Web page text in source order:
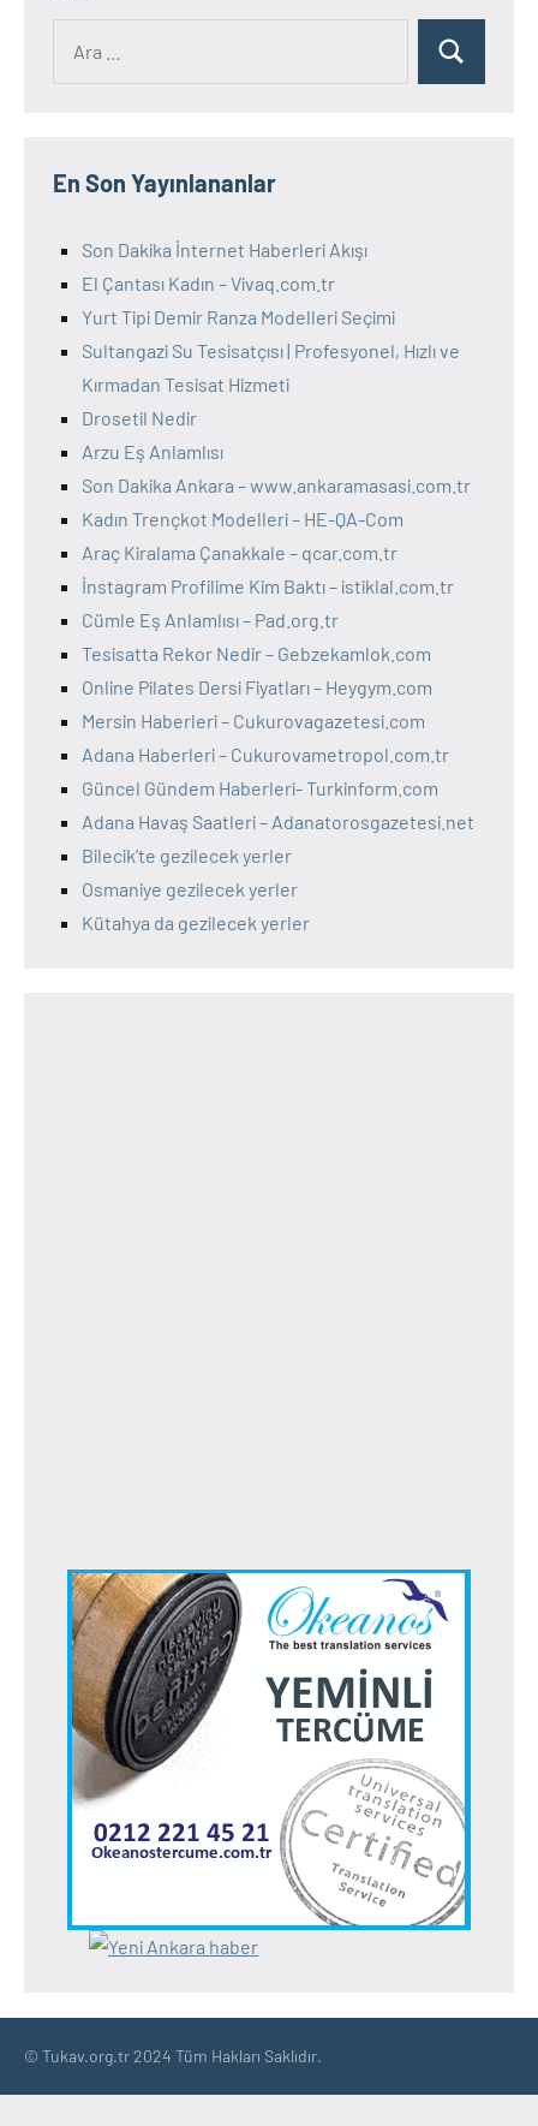
Ara
En Son Yayınlananlar
Son Dakika İnternet Haberleri Akışı
El Çantası Kadın – Vivaq.com.tr
Yurt Tipi Demir Ranza Modelleri Seçimi
Sultangazi Su Tesisatçısı | Profesyonel, Hızlı ve
Kırmadan Tesisat Hizmeti
Drosetil Nedir
Arzu Eş Anlamlısı
Son Dakika Ankara – www.ankaramasasi.com.tr
Kadın Trençkot Modelleri – HE-QA-Com
Araç Kiralama Çanakkale – qcar.com.tr
İnstagram Profilime Kim Baktı – istiklal.com.tr
Cümle Eş Anlamlısı – Pad.org.tr
Tesisatta Rekor Nedir – Gebzekamlok.com
Online Pilates Dersi Fiyatları – Heygym.com
Mersin Haberleri – Cukurovagazetesi.com
Adana Haberleri – Cukurovametropol.com.tr
Güncel Gündem Haberleri- Turkinform.com
Adana Havaş Saatleri – Adanatorosgazetesi.net
Bilecik’te gezilecek yerler
Osmaniye gezilecek yerler
Kütahya da gezilecek yerler
© Tukav.org.tr 2024 Tüm Hakları Saklıdır.